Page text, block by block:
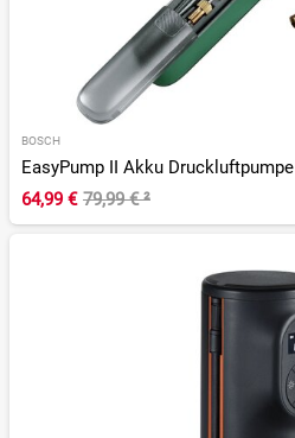
BOSCH
EasyPump II Akku Druckluftpumpe
64,99 € 79,99 €²